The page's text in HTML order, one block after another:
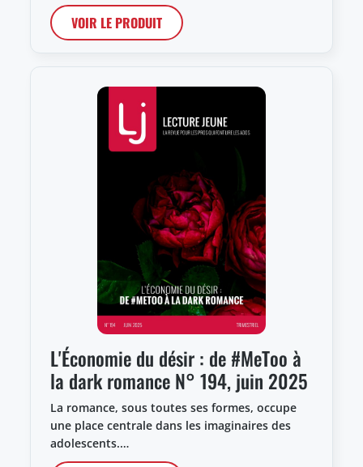
VOIR LE PRODUIT
L'Économie du désir : de #MeToo à
la dark romance N° 194, juin 2025
La romance, sous toutes ses formes, occupe
une place centrale dans les imaginaires des
adolescents.…